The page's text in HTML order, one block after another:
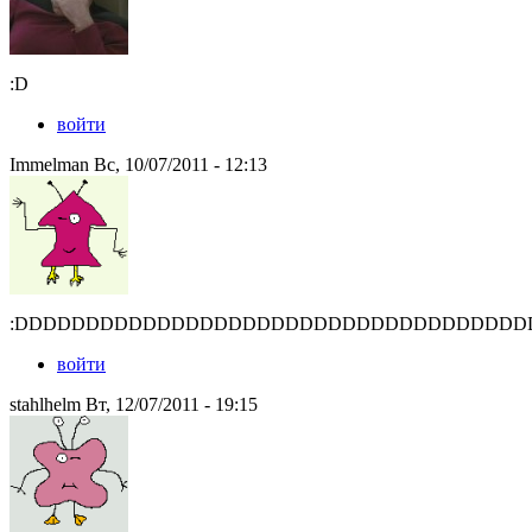
:D
войти
Immelman Вс, 10/07/2011 - 12:13
войти
stahlhelm Вт, 12/07/2011 - 19:15